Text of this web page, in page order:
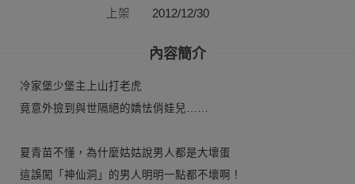
上架
2012/12/30
內容簡介
冷家堡少堡主上山打老虎
竟意外撿到與世隔絕的嬌怯俏娃兒……
夏青苗不懂，為什麼姑姑說男人都是大壞蛋
這誤闖「神仙洞」的男人明明一點都不壞啊！